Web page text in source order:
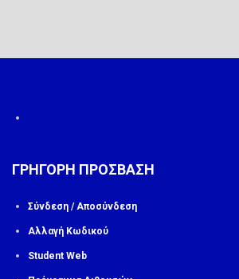
ΓΡΗΓΟΡΗ ΠΡΟΣΒΑΣΗ
Σύνδεση / Αποσύνδεση
Αλλαγή Κωδικού
Student Web